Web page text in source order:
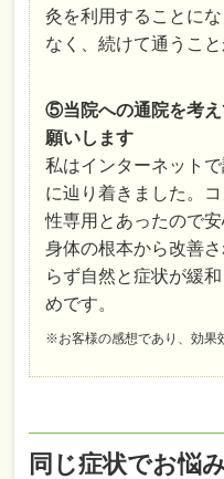
灸を利用することに
なく、続けて通うこと
⑤当院への通院を考
願いします
私はインターネット
に辿り着きました。
性専用とあったので
身体の根本から改善
らず自然と症状が緩
めです。
※お客様の感想であり、効果
同じ症状でお悩